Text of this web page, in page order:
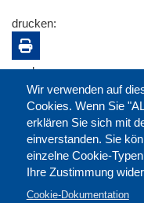
Wir verwenden auf
Cookies. Wenn Sie
erklären Sie sich mit
einverstanden. Sie
einzelne Cookie-
Ihre Zustimmung
Cookie-Dokumentation
drucken:
merken: